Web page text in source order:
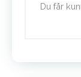
Du får